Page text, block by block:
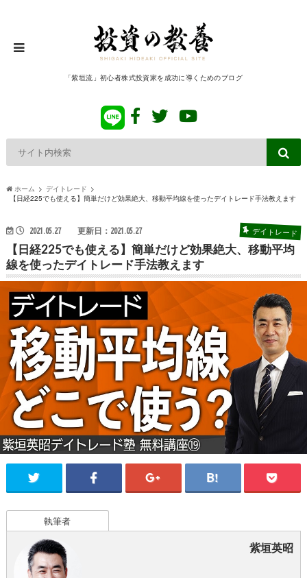
「紫垣流」初心者株式投資家を成功に導くためのブログ
ホーム
デイトレード
【日経225でも使える】簡単だけど効果絶大、移動平均線を使ったデイトレード手法教えます
2021.05.27 更新日：2021.05.27 デイトレード
【日経225でも使える】簡単だけど効果絶大、移動平均
線を使ったデイトレード手法教えます
執筆者
紫垣英昭